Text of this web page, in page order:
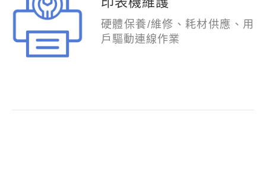
硬體保養/維修、耗材供應、用
戶驅動連線作業